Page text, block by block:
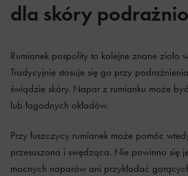
dla skóry
Rumianek pospolity to kolejne znane zioło
Tradycyjnie stosuje się go przy
świądzie skóry. Napar z rumianku może
lub łagodnych okładów.
Przy łuszczycy rumianek może pomóc
przesuszona i swędząca. Nie powinno się
mocnych naparów ani przykładać